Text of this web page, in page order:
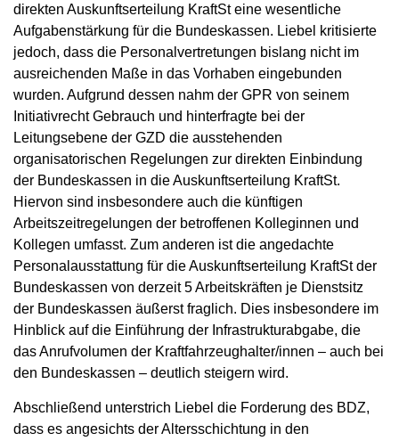
direkten Auskunftserteilung KraftSt eine wesentliche
Aufgabenstärkung für die Bundeskassen. Liebel kritisierte
jedoch, dass die Personalvertretungen bislang nicht im
ausreichenden Maße in das Vorhaben eingebunden
wurden. Aufgrund dessen nahm der GPR von seinem
Initiativrecht Gebrauch und hinterfragte bei der
Leitungsebene der GZD die ausstehenden
organisatorischen Regelungen zur direkten Einbindung
der Bundeskassen in die Auskunftserteilung KraftSt.
Hiervon sind insbesondere auch die künftigen
Arbeitszeitregelungen der betroffenen Kolleginnen und
Kollegen umfasst. Zum anderen ist die angedachte
Personalausstattung für die Auskunftserteilung KraftSt der
Bundeskassen von derzeit 5 Arbeitskräften je Dienstsitz
der Bundeskassen äußerst fraglich. Dies insbesondere im
Hinblick auf die Einführung der Infrastrukturabgabe, die
das Anrufvolumen der Kraftfahrzeughalter/innen – auch bei
den Bundeskassen – deutlich steigern wird.
Abschließend unterstrich Liebel die Forderung des BDZ,
dass es angesichts der Altersschichtung in den